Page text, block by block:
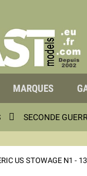
MARQUES
 SECONDE